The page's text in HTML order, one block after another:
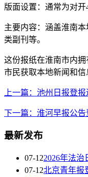
版面设置：通常为对开
主要内容：涵盖淮南
类副刊等。
这份报纸在淮南市内
市民获取本地新闻和信
上一篇：池州日报登
下一篇：淮河早报公告
最新发布
07-122026年法
07-12北京青年报